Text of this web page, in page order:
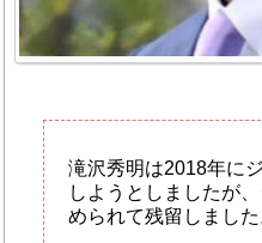
滝沢秀明は2018年に
しようとしましたが
められて残留しました